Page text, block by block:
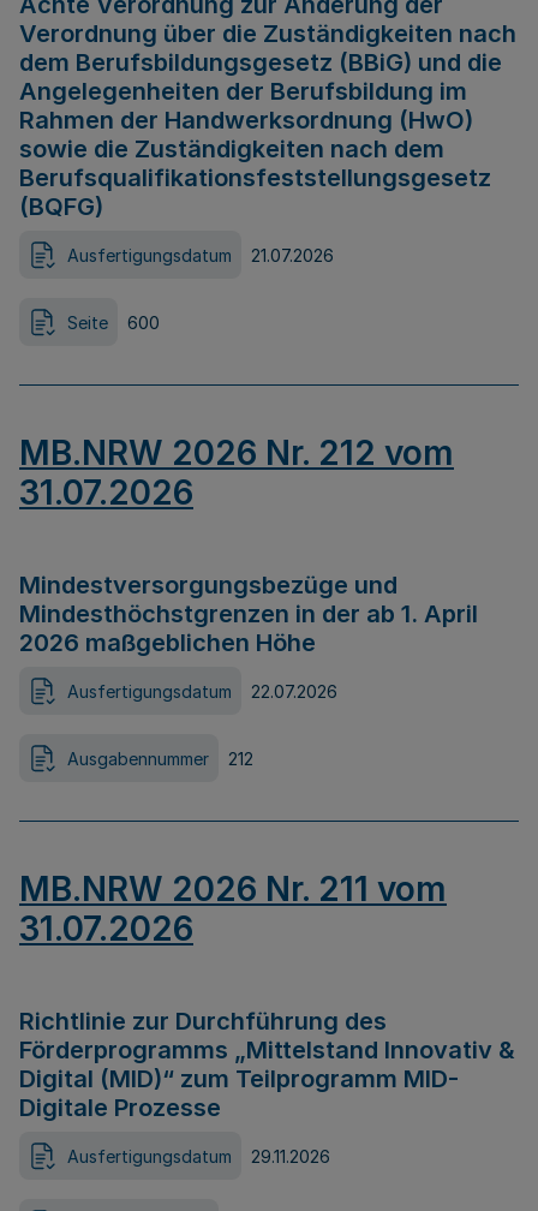
Verordnung über die Zuständigkeiten nach
dem Berufsbildungsgesetz (BBiG) und die
Angelegenheiten der Berufsbildung im
Rahmen der Handwerksordnung (HwO)
sowie die Zuständigkeiten nach dem
Berufsqualifikationsfeststellungsgesetz
(BQFG)
Ausfertigungsdatum 21.07.2026
Seite 600
MB.NRW 2026 Nr. 212 vom
31.07.2026
Mindestversorgungsbezüge und
Mindesthöchstgrenzen in der ab 1. April
2026 maßgeblichen Höhe
Ausfertigungsdatum 22.07.2026
Ausgabennummer 212
MB.NRW 2026 Nr. 211 vom
31.07.2026
Richtlinie zur Durchführung des
Förderprogramms „Mittelstand Innovativ &
Digital (MID)“ zum Teilprogramm MID-
Digitale Prozesse
Ausfertigungsdatum 29.11.2026